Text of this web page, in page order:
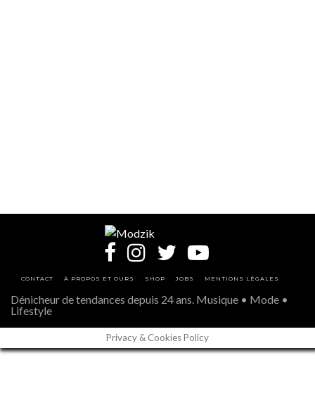
CONTACT À PROPOS ET OURS SHOP JOBS MENTIONS LÉGALES
Dénicheur de tendances depuis 24 ans. Musique • Mode •
Lifestyle
Privacy & Cookies Policy